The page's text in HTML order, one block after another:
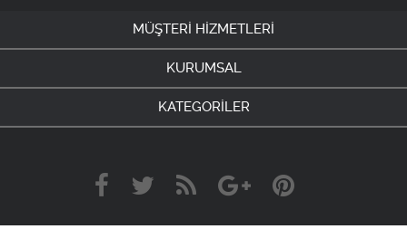
MÜŞTERİ HİZMETLERİ
KURUMSAL
KATEGORİLER